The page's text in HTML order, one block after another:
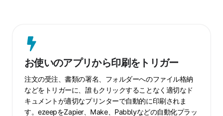
お使いのアプリから印刷をトリガー
注文の受注、書類の署名、フォルダーへのファイル格納
などをトリガーに、誰もクリックすることなく適切なド
キュメントが適切なプリンターで自動的に印刷されま
す。ezeepをZapier、Make、Pabblyなどの自動化プラッ
お
使
い
の
ア
プ